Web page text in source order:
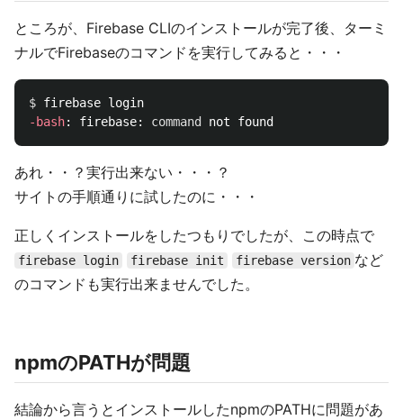
ところが、Firebase CLIのインストールが完了後、ターミ
ナルでFirebaseのコマンドを実行してみると・・・
$
-bash: firebase: command
あれ・・？実行出来ない・・・？
サイトの手順通りに試したのに・・・
正しくインストールをしたつもりでしたが、この時点で
firebase login firebase init firebase version など
のコマンドも実行出来ませんでした。
npmのPATHが問題
結論から言うとインストールしたnpmのPATHに問題があ